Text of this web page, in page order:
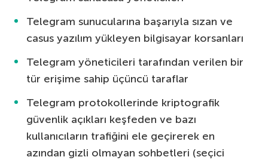
Telegram sunucularına başarıyla sızan ve
casus yazılım yükleyen bilgisayar korsanları
Telegram yöneticileri tarafından verilen bir
tür erişime sahip üçüncü taraflar
Telegram protokollerinde kriptografik
güvenlik açıkları keşfeden ve bazı
kullanıcıların trafiğini ele geçirerek en
azından gizli olmayan sohbetleri (seçici